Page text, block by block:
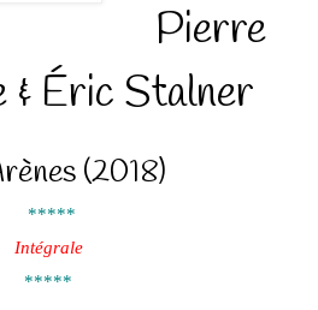
Pierre
& Éric Stalner
(2018)
*****
Intégrale
*****